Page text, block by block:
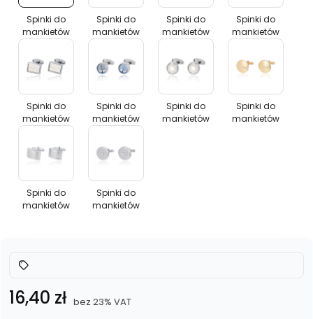
mankietów
Spinki do
mankietów
mankietów
Spinki do
mankietów
mankietów
Spinki do
mankietów
mankietów
Spinki do
mankietów
Spinki
mankietów
Spinki do
mankietów
Spinki
mankietów
Spinki do
mankietów
Spinki
mankietów
Spinki do
mankietów
Spinki
mankietów
Spinki do
mankietów
Spinki
mankietów
Spinki do
mankietów
Spinki
mankietów
Spinki do
mankietów
Cena
16,40 zł bez 23% VAT